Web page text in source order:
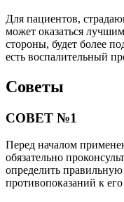
Для пациентов,
может оказаться
стороны, будет более
есть воспалительный
Советы
СОВЕТ №1
Перед началом
обязательно
определить правильную
противопоказаний к